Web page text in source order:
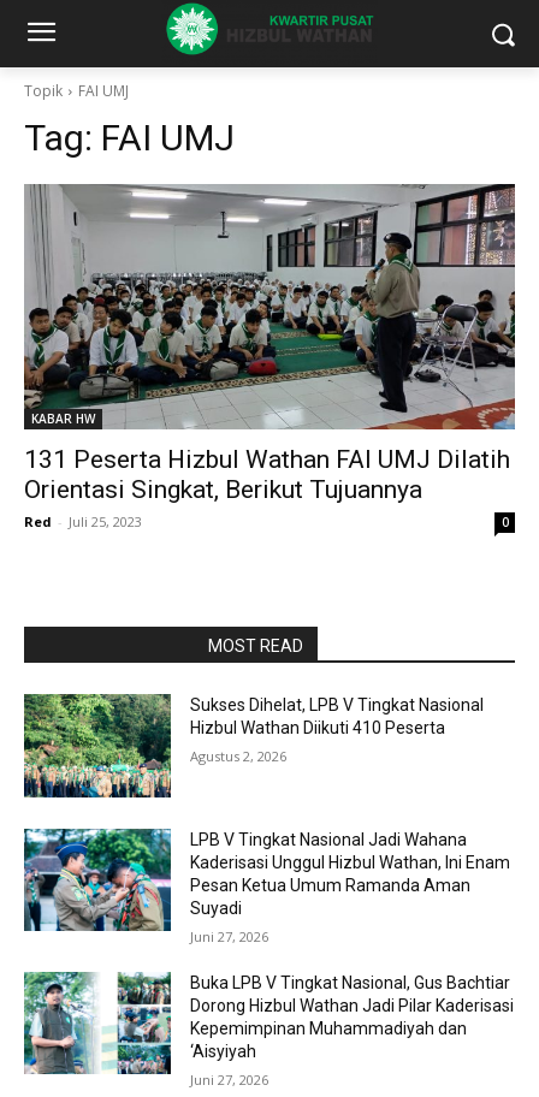
Topik FAI UMJ
Tag: FAI UMJ
KABAR HW
131 Peserta Hizbul Wathan FAI UMJ Dilatih
Orientasi Singkat, Berikut Tujuannya
Red - Juli 25, 2023 0
MOST READ
Sukses Dihelat, LPB V Tingkat Nasional
Hizbul Wathan Diikuti 410 Peserta
Agustus 2, 2026
LPB V Tingkat Nasional Jadi Wahana
Kaderisasi Unggul Hizbul Wathan, Ini Enam
Pesan Ketua Umum Ramanda Aman
Suyadi
Juni 27, 2026
Buka LPB V Tingkat Nasional, Gus Bachtiar
Dorong Hizbul Wathan Jadi Pilar Kaderisasi
Kepemimpinan Muhammadiyah dan
‘Aisyiyah
Juni 27, 2026